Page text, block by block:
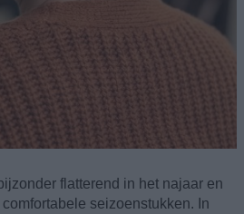
flatterend in het najaar en
seizoenstukken. In